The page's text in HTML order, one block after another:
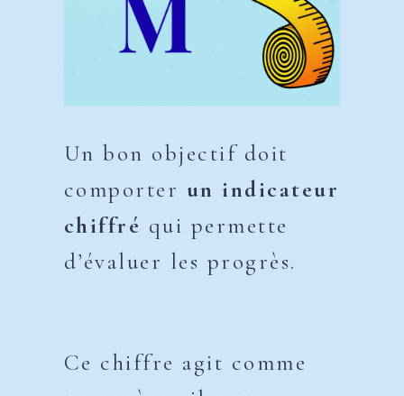
Un bon objectif doit
comporter un indicateur
chiffré qui permette
d’évaluer les progrès.
Ce chiffre agit comme